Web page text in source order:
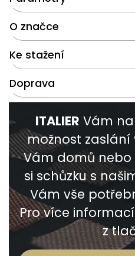
O značce
Ke stažení
Doprava
ITALIER Vám
možnost zaslání
Vám domů
si schůzku s
Vám vše
Pro více
z